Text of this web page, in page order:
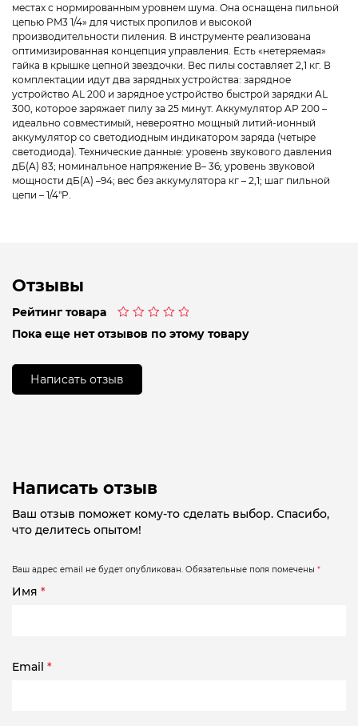
местах с нормированным уровнем шума. Она оснащена пильной
цепью PM3 1/4» для чистых пропилов и высокой
производительности пиления. В инструменте реализована
оптимизированная концепция управления. Есть «нетеряемая»
гайка в крышке цепной звездочки. Вес пилы составляет 2,1 кг. В
комплектации идут два зарядных устройства: зарядное
устройство AL 200 и зарядное устройство быстрой зарядки AL
300, которое заряжает пилу за 25 минут. Аккумулятор AP 200 –
идеально совместимый, невероятно мощный литий-ионный
аккумулятор со светодиодным индикатором заряда (четыре
светодиода). Технические данные: уровень звукового давления
дБ(A) 83; номинальное напряжение В– 36; уровень звуковой
мощности дБ(A) –94; вес без аккумулятора кг – 2,1; шаг пильной
цепи – 1/4″P.
Отзывы
Рейтинг товара
0
Пока еще нет отзывов по этому товару
Написать отзыв
Написать отзыв
Ваш отзыв поможет кому-то сделать выбор. Спасибо,
что делитесь опытом!
Ваш адрес email не будет опубликован. Обязательные поля помечены *
Имя *
Email *